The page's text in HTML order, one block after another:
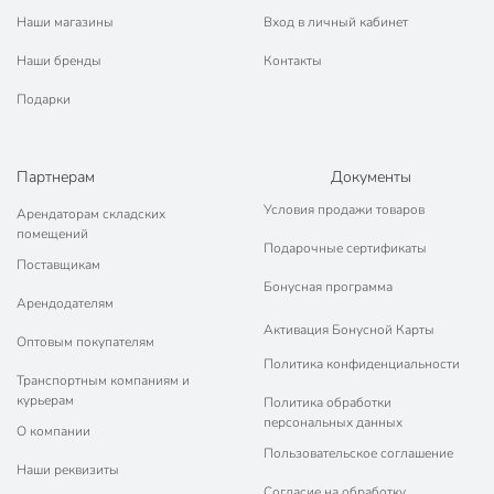
тесты продукции в собственной лаборатории. В зависимости от
назначения электротехника TDM отличается
температуры, герметичностью и эффективной защитой от
Плюсы продукции TDM Electric
Большой выбор электротоваров и светотехники.
Производитель выпускает более 8000 видов товаров: от
кабелей и реле до ламп, розеток, систем заземления,
электромоторов, инструментов.
Расширенная гарантия. Электроприборы отличаются
долговечностью, что обусловлено применением в
производстве высококачественных материалов и
комплектующих. Гарантия составляет до 10 лет.
Соответствие ГОСТ. Продукция компании соответствует
общепринятым государственным стандартам, а также
Наши магазины
Наши бренды
Подарки
Вход в личный кабинет
Контакты
Партнерам
Арендаторам складских
помещений
Поставщикам
Арендодателям
Оптовым покупателям
Транспортным компаниям и
курьерам
О компании
Наши реквизиты
Документы
Условия продажи товаров
Подарочные сертификаты
Бонусная программа
Активация Бонусной Карты
Политика конфиденциальности
Политика обработки
персональных данных
Пользовательское соглашение